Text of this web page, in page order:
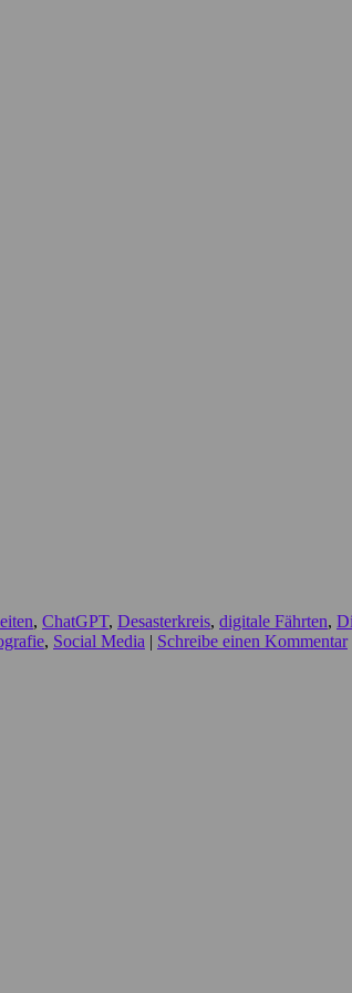
, ChatGPT, Desasterkreis, digitale Fährten,
, Social Media | Schreibe einen Kommentar